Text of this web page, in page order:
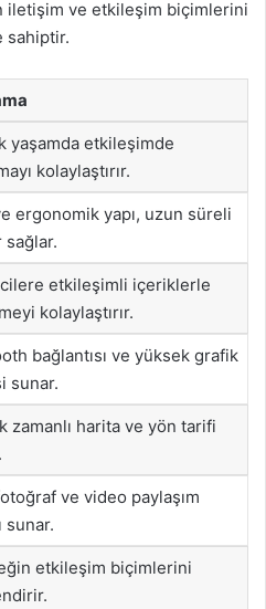
iletişim ve etkileşim biçimlerini
sahiptir.
yaşamda etkileşimde
kolaylaştırır.
ergonomik yapı, uzun süreli
sağlar.
etkileşimli içeriklerle
kolaylaştırır.
bağlantısı ve yüksek grafik
sunar.
zamanlı harita ve yön tarifi
ve video paylaşım
sunar.
etkileşim biçimlerini